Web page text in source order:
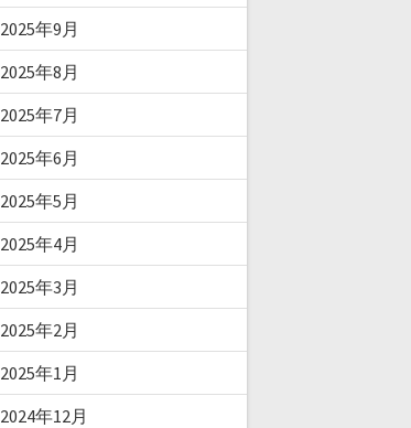
2025年9月
2025年8月
2025年7月
2025年6月
2025年5月
2025年4月
2025年3月
2025年2月
2025年1月
2024年12月